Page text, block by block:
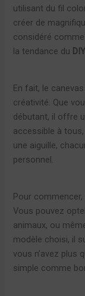
utilisant du fil
créer de
considéré
la tendance du DIY
En fait, le
créativité. Que
débutant, il offre
accessible à
une aiguille,
personnel.
Pour
Vous pouvez
animaux, ou
modèle choisi, il
vous n’avez plus
simple comme